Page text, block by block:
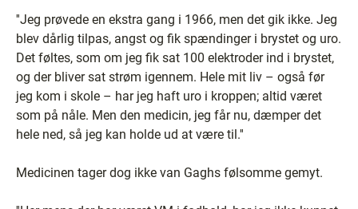
''Jeg prøvede en ekstra gang i 1966, men det gik ikke. Jeg
blev dårlig tilpas, angst og fik spændinger i brystet og uro.
Det føltes, som om jeg fik sat 100 elektroder ind i brystet,
og der bliver sat strøm igennem. Hele mit liv – også før
jeg kom i skole – har jeg haft uro i kroppen; altid været
som på nåle. Men den medicin, jeg får nu, dæmper det
hele ned, så jeg kan holde ud at være til.''
Medicinen tager dog ikke van Gaghs følsomme gemyt.